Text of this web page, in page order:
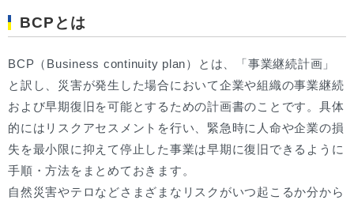
BCPとは
BCP（Business continuity plan）とは、「事業継続計画」
と訳し、災害が発生した場合において企業や組織の事業継続
および早期復旧を可能とするための計画書のことです。具体
的にはリスクアセスメントを行い、緊急時に人命や企業の損
失を最小限に抑えて停止した事業は早期に復旧できるように
手順・方法をまとめておきます。
自然災害やテロなどさまざまなリスクがいつ起こるか分から